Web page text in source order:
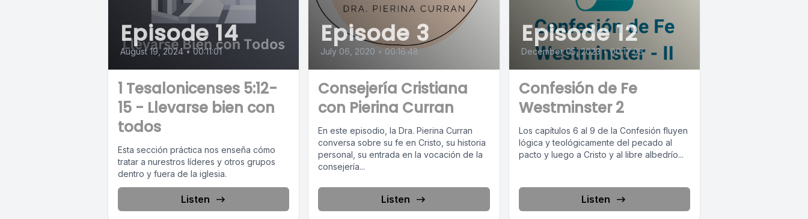
Episode 14
August 19, 2024 • 00:11:01
1 Tesalonicenses 5:12-
15 - Llevarse bien con
todos
Esta sección práctica nos enseña cómo
tratar a nurestros líderes y otros grupos
dentro y fuera de la iglesia.
Listen
Episode 3
July 06, 2020 • 00:16:48
Consejería Cristiana
con Pierina Curran
En este episodio, la Dra. Pierina Curran
conversa sobre su fe en Cristo, su historia
personal, su entrada en la vocación de la
consejería...
Listen
Episode 12
December 05, 2023 • 00:17:05
Confesión de Fe
Westminster 2
Los capítulos 6 al 9 de la Confesión fluyen
lógica y teológicamente del pecado al
pacto y luego a Cristo y al libre albedrío...
Listen